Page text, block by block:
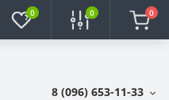
0 0 0
8 (096) 653-11-33